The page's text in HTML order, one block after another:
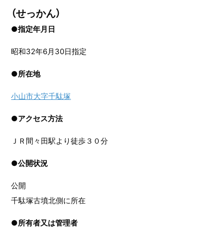
（せっかん）
●指定年月日
昭和32年6月30日指定
●所在地
小山市大字千駄塚
●アクセス方法
ＪＲ間々田駅より徒歩３０分
●公開状況
公開
千駄塚古墳北側に所在
●所有者又は管理者